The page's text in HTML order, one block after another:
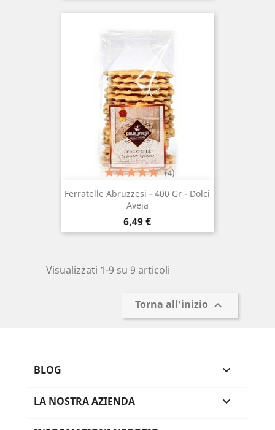
Ferratelle Abruzzesi - 400 Gr - Dolci
Aveja
Prezzo
6,49 €
(4)
Visualizzati 1-9 su 9 articoli
Torna all'inizio 
BLOG 
LA NOSTRA AZIENDA 